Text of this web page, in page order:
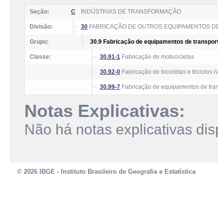
Seção: C INDÚSTRIAS DE TRANSFORMAÇÃO
Divisão: 30 FABRICAÇÃO DE OUTROS EQUIPAMENTOS
Grupo: 30.9 Fabricação de equipamentos de
Classe: 30.91-1 Fabricação de motocicletas
30.92-0 Fabricação de bicicletas e triciclos
30.99-7 Fabricação de equipamentos de
Notas Explicativas:
Não há notas explicativas
© 2026 IBGE - Instituto Brasileiro de Geografia e Estatística